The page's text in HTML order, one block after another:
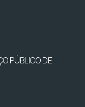
PÚBLICO DE